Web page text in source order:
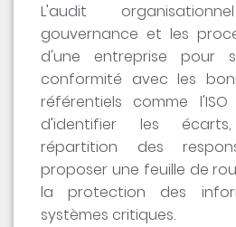
L'audit
gouvernance et les
d'une entreprise pour
conformité avec les
référentiels comme
d'identifier les
répartition des
proposer une feuille de
la protection des
systèmes critiques.